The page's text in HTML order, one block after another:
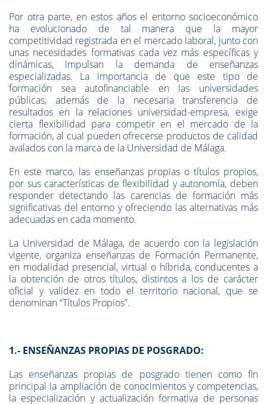
Por otra parte, en estos años el entorno socioeconómico
ha evolucionado de tal manera que la mayor
competitividad registrada en el mercado laboral, junto con
unas necesidades formativas cada vez más específicas y
dinámicas, impulsan la demanda de enseñanzas
especializadas. La importancia de que este tipo de
formación sea autofinanciable en las universidades
públicas, además de la necesaria transferencia de
resultados en la relaciones universidad-empresa, exige
cierta flexibilidad para competir en el mercado de la
formación, al cual pueden ofrecerse productos de calidad
avalados con la marca de la Universidad de Málaga.
En este marco, las enseñanzas propias o títulos propios,
por sus características de flexibilidad y autonomía, deben
responder detectando las carencias de formación más
significativas del entorno y ofreciendo las alternativas más
adecuadas en cada momento.
La Universidad de Málaga, de acuerdo con la legislación
vigente, organiza enseñanzas de Formación Permanente,
en modalidad presencial, virtual o híbrida, conducentes a
la obtención de otros títulos, distintos a los de carácter
oficial y validez en todo el territorio nacional, que se
denominan “Títulos Propios”.
1.- ENSEÑANZAS PROPIAS DE POSGRADO:
Las enseñanzas propias de posgrado tienen como fin
principal la ampliación de conocimientos y competencias,
la especialización y actualización formativa de personas